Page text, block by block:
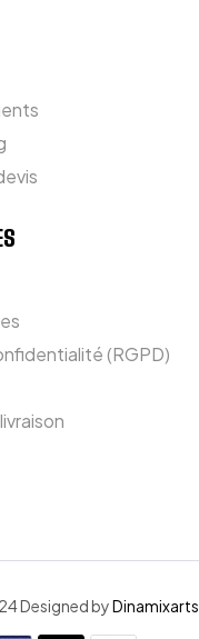
(RGPD)
Designed byDinamixarts